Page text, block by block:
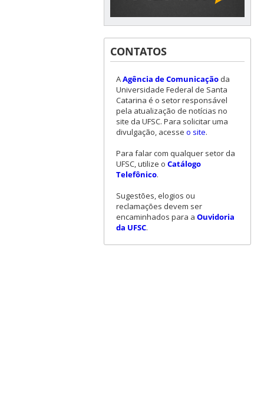
CONTATOS
AAgência de Comunicaçãoda
Universidade Federal de Santa
Catarina é o setor responsável
pela atualização de notícias no
site da UFSC. Para solicitar uma
divulgação, acesse o site.
Para falar com qualquer setor da
UFSC, utilize o Catálogo
Telefônico.
Sugestões, elogios ou
reclamações devem ser
encaminhados para a Ouvidoria
da UFSC.